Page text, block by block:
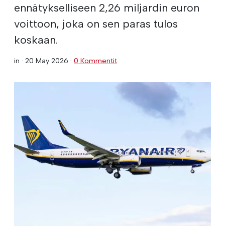
ennätykselliseen 2,26 miljardin euron
voittoon, joka on sen paras tulos
koskaan.
in · 20 May 2026 · 0 Kommentit